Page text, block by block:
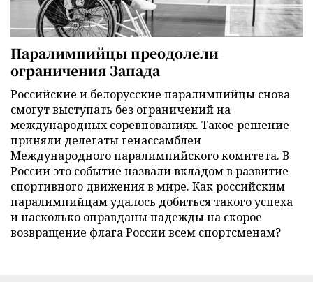
Паралимпийцы преодолели
ограничения Запада
Российские и белорусские паралимпийцы снова
смогут выступать без ограничений на
международных соревнованиях. Такое решение
приняли делегаты генассамблеи
Международного паралимпийского комитета. В
России это событие назвали вкладом в развитие
спортивного движения в мире. Как российским
паралимпийцам удалось добиться такого успеха
и насколько оправданы надежды на скорое
возвращение флага России всем спортсменам?